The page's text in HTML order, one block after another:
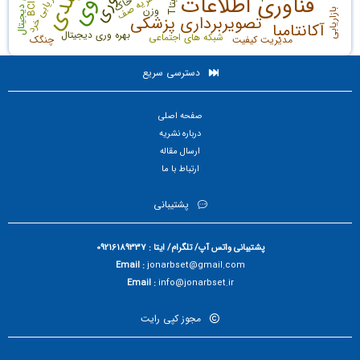
تصویربرداری پزشکی آکانتامبا شبکه های اجتماعی بهره وری دیجیتال مدیریت کیفیت
بازاریابی
ب
ت
ا
T
چنگک
وزن BCI
دسترسی سریع
صفحه اصلی
درباره نشریه
ارسال مقاله
ارتباط با ما
پشتیبانی
پشتیبانی واتس آپ/ تلگرام/ ایتا : 09216189337
Email :jonarbset@gmail.com
Email :info@jonarbset.ir
مجوز کپی رایت